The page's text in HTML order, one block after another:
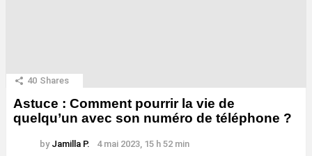
40 Shares
Astuce : Comment pourrir la vie de
quelqu’un avec son numéro de téléphone ?
by Jamilla P. 4 mai 2023, 15 h 52 min